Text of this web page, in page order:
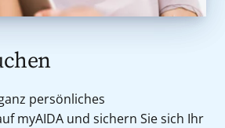
persönliches
myAIDA und sichern Sie sich Ihr